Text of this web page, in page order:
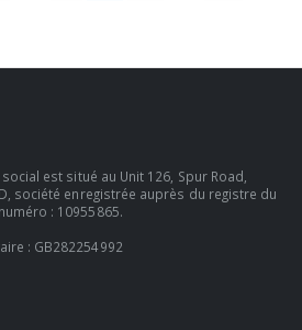
est situé au Unit 126, Spur Road,
société enregistrée auprès du registre du
: 10955865.
: GB282254992